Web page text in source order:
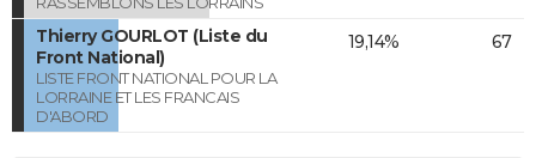
Thierry GOURLOT (Liste du
Front National)
LISTE FRONT NATIONAL POUR LA
LORRAINE ET LES FRANCAIS
D'ABORD
19,14% 67